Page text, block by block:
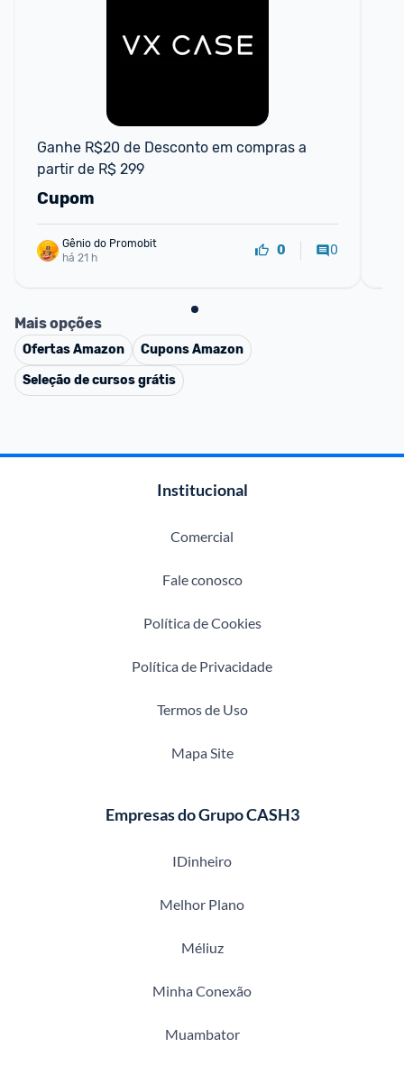
Ganhe R$20 de Desconto em compras a
partir de R$ 299
Cupom
Gênio do Promobit
há 21 h
0 0
Mais opções
OfertasAmazon CuponsAmazon
Seleção de cursos grátis
Institucional
Comercial
Fale conosco
Política de Cookies
Política de Privacidade
Termos de Uso
Mapa Site
Empresas do Grupo CASH3
IDinheiro
Melhor Plano
Méliuz
Minha Conexão
Muambator